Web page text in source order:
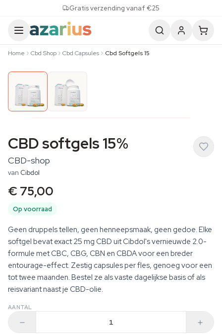
Gratis verzending vanaf €25
Home Cbd Shop Cbd Capsules Cbd Softgels 15
CBD softgels 15%
CBD-shop
van Cibdol
€ 75,00
Op voorraad
Geen druppels tellen, geen henneepsmaak, geen gedoe. Elke
softgel bevat exact 25 mg CBD uit Cibdol's vernieuwde 2.0-
formule met CBC, CBG, CBN en CBDA voor een breder
entourage-effect. Zestig capsules per fles, genoeg voor een
tot twee maanden. Bestel ze als vaste dagelijkse basis of als
reisvariant naast je CBD-olie.
AANTAL